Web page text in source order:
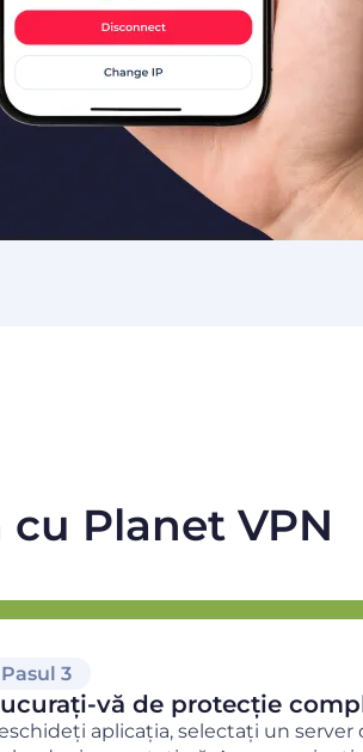
Planet VPN
Pasul 3
vă de protecție
aplicația, selectați un server